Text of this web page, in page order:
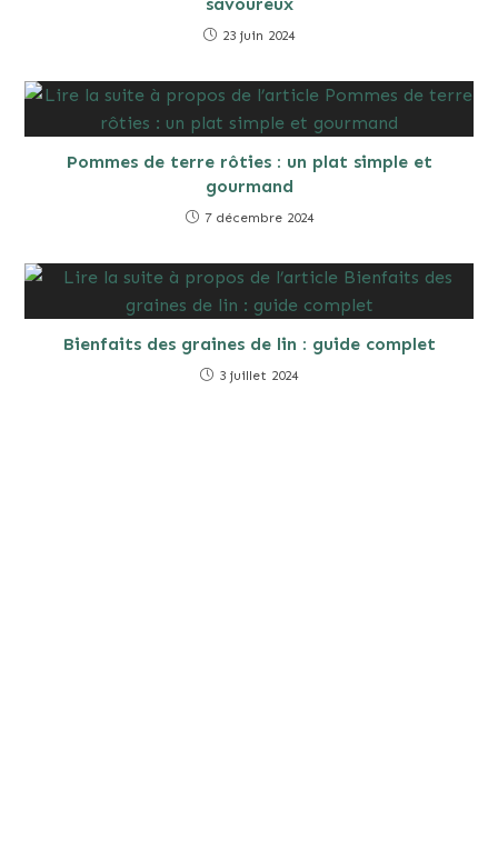
23 juin 2024
Pommes de terre rôties : un plat simple et
gourmand
7 décembre 2024
Bienfaits des graines de lin : guide complet
3 juillet 2024